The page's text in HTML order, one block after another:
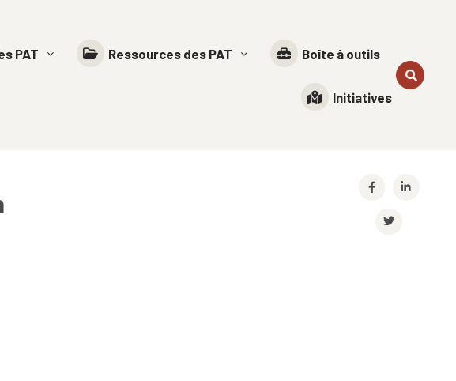
PAT Ressources des PAT Boîte à outils
Initiatives